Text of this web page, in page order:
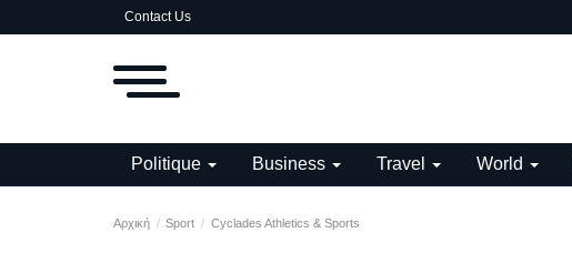
Contact Us
Politique Business Travel World
Αρχική Sport Cyclades Athletics & Sports